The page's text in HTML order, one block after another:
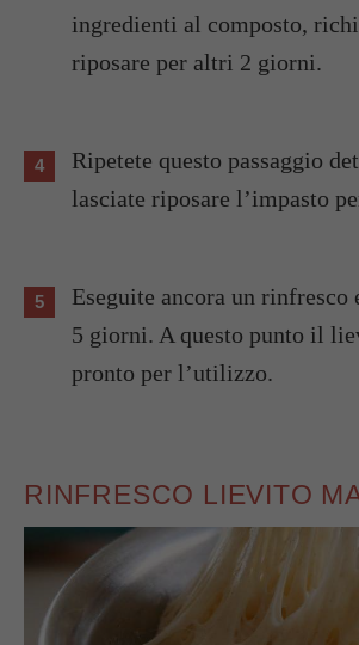
ingredienti al composto,
riposare per altri 2 giorni.
Ripetete questo passaggio
lasciate riposare l’impasto
Eseguite ancora un rinfresco e attendete altri
5 giorni. A questo punto il
pronto per l’utilizzo.
RINFRESCO LIEVITO